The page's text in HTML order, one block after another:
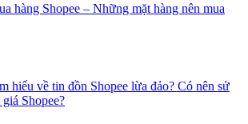
hàng Shopee – Những mặt hàng nên mua
hiểu về tin đồn Shopee lừa đảo? Có nên sử
Shopee?